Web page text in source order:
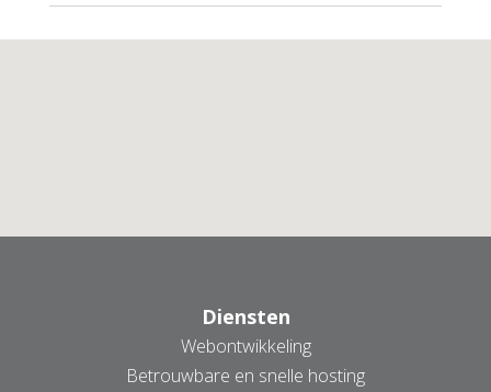
Diensten
Webontwikkeling
Betrouwbare en snelle hosting